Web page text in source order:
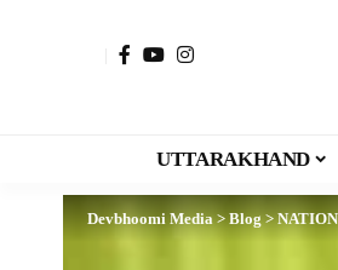
UTTARAKHAND
Devbhoomi Media> Blog>